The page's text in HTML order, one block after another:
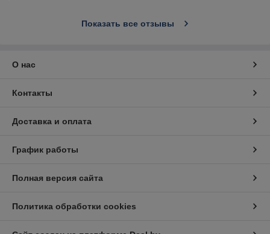
Показать все отзывы
О нас
Контакты
Доставка и оплата
График работы
Полная версия сайта
Политика обработки cookies